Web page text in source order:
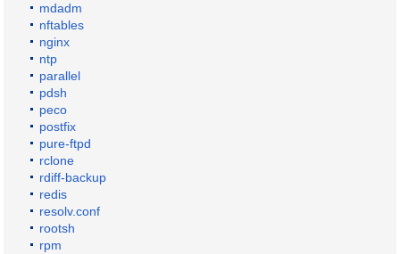
mdadm
nftables
nginx
ntp
parallel
pdsh
peco
postfix
pure-ftpd
rclone
rdiff-backup
redis
resolv.conf
rootsh
rpm